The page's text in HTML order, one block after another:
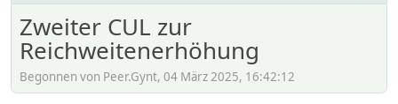
Zweiter CUL zur
Reichweitenerhöhung
Begonnen von Peer.Gynt, 04 März 2025, 16:42:12